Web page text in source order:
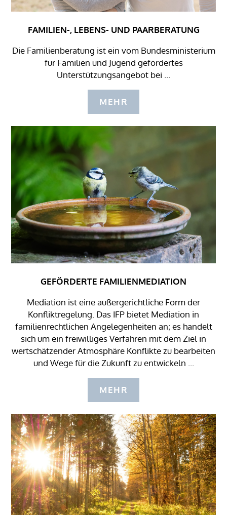
FAMILIEN-, LEBENS- UND PAARBERATUNG
Die Familienberatung ist ein vom Bundesministerium
für Familien und Jugend gefördertes
Unterstützungsangebot bei ...
MEHR
GEFÖRDERTE FAMILIENMEDIATION
Mediation ist eine außergerichtliche Form der
Konfliktregelung. Das IFP bietet Mediation in
familienrechtlichen Angelegenheiten an; es handelt
sich um ein freiwilliges Verfahren mit dem Ziel in
wertschätzender Atmosphäre Konflikte zu bearbeiten
und Wege für die Zukunft zu entwickeln ...
MEHR